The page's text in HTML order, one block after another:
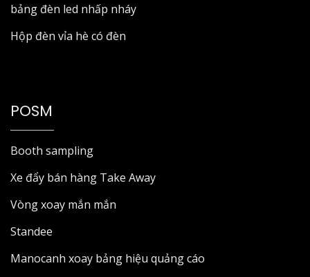
bảng đèn led nhấp nháy
Hộp đèn vỉa hè có đèn
POSM
Booth sampling
Xe đẩy bán hàng Take Away
Vòng xoay mắn mắn
Standee
Manocanh xoay bảng hiệu quảng cáo